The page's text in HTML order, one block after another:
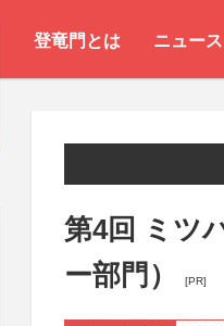
登竜門とは ニュース
第4回 ミツ
ー部門）
[PR]